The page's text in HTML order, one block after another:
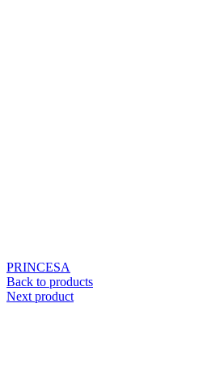
PRINCESA
Back to products
Next product